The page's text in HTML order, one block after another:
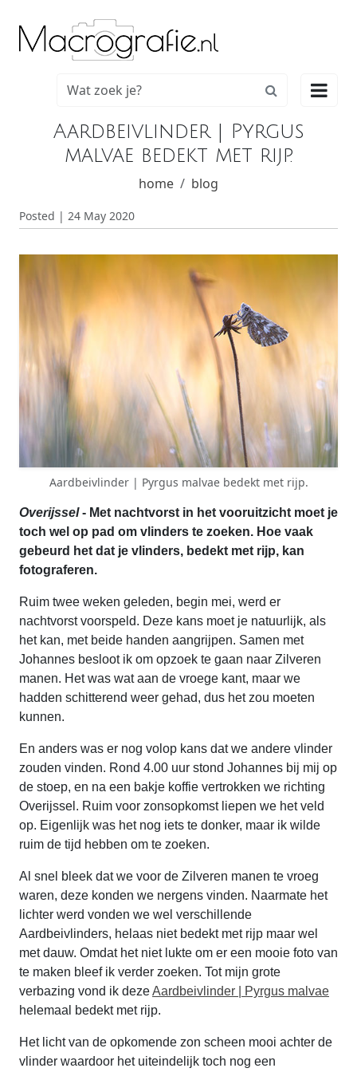

Aardbeivlinder | Pyrgus
malvae bedekt met rijp.
home blog
Posted | 24 May 2020
Aardbeivlinder | Pyrgus malvae bedekt met rijp.
Overijssel- Met nachtvorst in het vooruitzicht moet je
toch wel op pad om vlinders te zoeken. Hoe vaak
gebeurd het dat je vlinders, bedekt met rijp, kan
fotograferen.
Ruim twee weken geleden, begin mei, werd er
nachtvorst voorspeld. Deze kans moet je natuurlijk, als
het kan, met beide handen aangrijpen. Samen met
Johannes besloot ik om opzoek te gaan naar Zilveren
manen. Het was wat aan de vroege kant, maar we
hadden schitterend weer gehad, dus het zou moeten
kunnen.
En anders was er nog volop kans dat we andere vlinder
zouden vinden. Rond 4.00 uur stond Johannes bij mij op
de stoep, en na een bakje koffie vertrokken we richting
Overijssel. Ruim voor zonsopkomst liepen we het veld
op. Eigenlijk was het nog iets te donker, maar ik wilde
ruim de tijd hebben om te zoeken.
Al snel bleek dat we voor de Zilveren manen te vroeg
waren, deze konden we nergens vinden. Naarmate het
lichter werd vonden we wel verschillende
Aardbeivlinders, helaas niet bedekt met rijp maar wel
met dauw. Omdat het niet lukte om er een mooie foto van
te maken bleef ik verder zoeken. Tot mijn grote
verbazing vond ik dezeAardbeivlinder | Pyrgus malvae
helemaal bedekt met rijp.
Het licht van de opkomende zon scheen mooi achter de
vlinder waardoor het uiteindelijk toch nog een